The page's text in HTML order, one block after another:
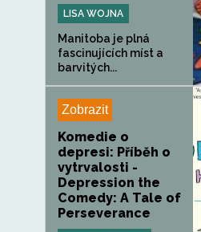
LISA WOJNA
Manitoba je plná
fascinujících míst a
barvitých...
Zobrazit
Komedie o
depresi: Příběh o
vytrvalosti -
Depression the
Comedy: A Tale of
Perseverance